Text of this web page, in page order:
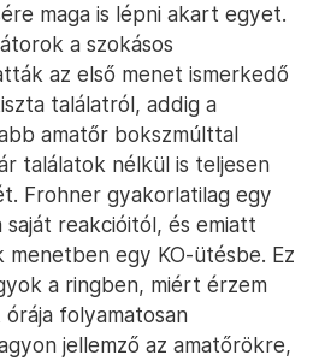
maga is lépni akart egyet.
a szokásos
az első menet ismerkedő
találatról, addig a
amatőr bokszmúlttal
találatok nélkül is teljesen
Frohner gyakorlatilag egy
reakcióitól, és emiatt
menetben egy KO-ütésbe. Ez
a ringben, miért érzem
folyamatosan
jellemző az amatőrökre,